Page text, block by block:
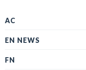
AC
EN NEWS
FN